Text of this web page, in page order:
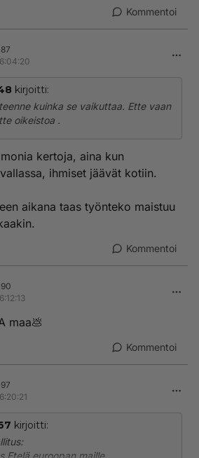
Kommentoi
kirjoitti:
kuinka se vaikuttaa. Ette vaan
oikeistoa .
kertoja, aina kun
ihmiset jäävät kotiin.
aikana taas työnteko maistuu
Kommentoi
maa💩
Kommentoi
kirjoitti:
Etelä euroopan maille